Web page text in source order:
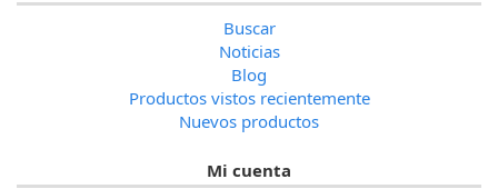
Buscar
Noticias
Blog
Productos vistos recientemente
Nuevos productos
Mi cuenta